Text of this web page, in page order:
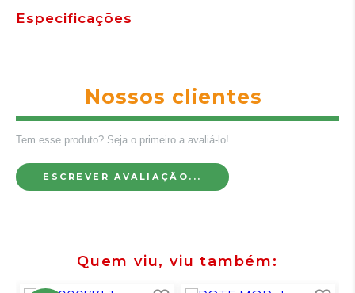
Especificações
Nossos clientes
Tem esse produto? Seja o primeiro a avaliá-lo!
ESCREVER AVALIAÇÃO...
Quem viu, viu também